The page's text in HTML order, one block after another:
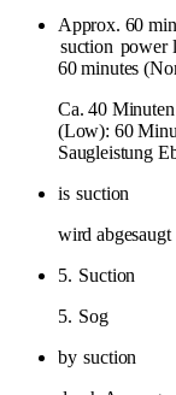
Approx. 60
suction power
60 minutes
Ca. 40
(Low): 60
Saugleistung
is suction
wird abgesaugt
5. Suction
5. Sog
by suction